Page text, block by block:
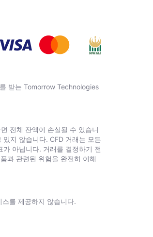
받는 Тоmоrrоw Technologies
전체 잔액이 손실될 수 있습니
지 않습니다. CFD 거래는 모든
아닙니다. 거래를 결정하기 전
과 관련된 위험을 완전히 이해
를 제공하지 않습니다.